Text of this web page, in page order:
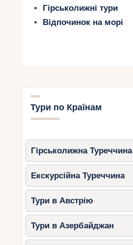
Гірськолижні тури
Відпочинок на морі
Тури по Країнам
Гірськолижна Туреччина
Екскурсійна Туреччина
Тури в Австрію
Тури в Азербайджан